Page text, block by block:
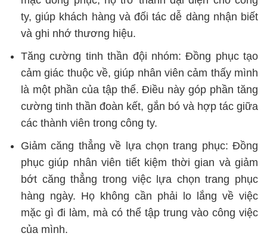
ty, giúp khách hàng và đối tác dễ dàng nhận biết
và ghi nhớ thương hiệu.
Tăng cường tinh thần đội nhóm: Đồng phục tạo
cảm giác thuộc về, giúp nhân viên cảm thấy mình
là một phần của tập thể. Điều này góp phần tăng
cường tinh thần đoàn kết, gắn bó và hợp tác giữa
các thành viên trong công ty.
Giảm căng thẳng về lựa chọn trang phục: Đồng
phục giúp nhân viên tiết kiệm thời gian và giảm
bớt căng thẳng trong việc lựa chọn trang phục
hàng ngày. Họ không cần phải lo lắng về việc
mặc gì đi làm, mà có thể tập trung vào công việc
của mình.